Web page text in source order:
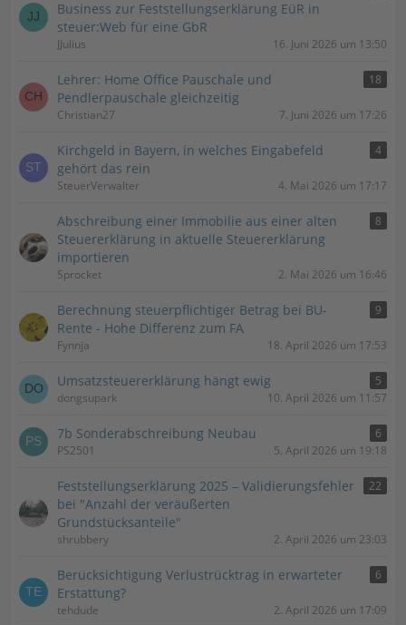
Business zur Feststellungserklärung EüR in
steuer:Web für eine GbR
JJulius 16. Juni 2026 um 13:50
Lehrer: Home Office Pauschale und
Pendlerpauschale gleichzeitig
18
Christian27 7. Juni 2026 um 17:26
Kirchgeld in Bayern, in welches Eingabefeld
gehört das rein
4
SteuerVerwalter 4. Mai 2026 um 17:17
Abschreibung einer Immobilie aus einer alten
Steuererklärung in aktuelle Steuererklärung
importieren
8
Sprocket 2. Mai 2026 um 16:46
Berechnung steuerpflichtiger Betrag bei BU-
Rente - Hohe Differenz zum FA
9
Fynnja 18. April 2026 um 17:53
Umsatzsteuererklärung hängt ewig
5
dongsupark
10. April 2026 um 11:57
7b Sonderabschreibung Neubau
6
PS2501
5. April 2026 um 19:18
Feststellungserklärung 2025 – Validierungsfehler
bei "Anzahl der veräußerten
Grundstücksanteile"
22
shrubbery 2. April 2026 um 23:03
Berücksichtigung Verlustrücktrag in erwarteter
Erstattung?
6
tehdude 2. April 2026 um 17:09